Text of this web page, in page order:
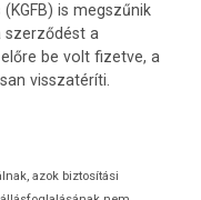
is megszűnik
szerződést a
be volt fizetve, a
visszatéríti.
azok biztosítási